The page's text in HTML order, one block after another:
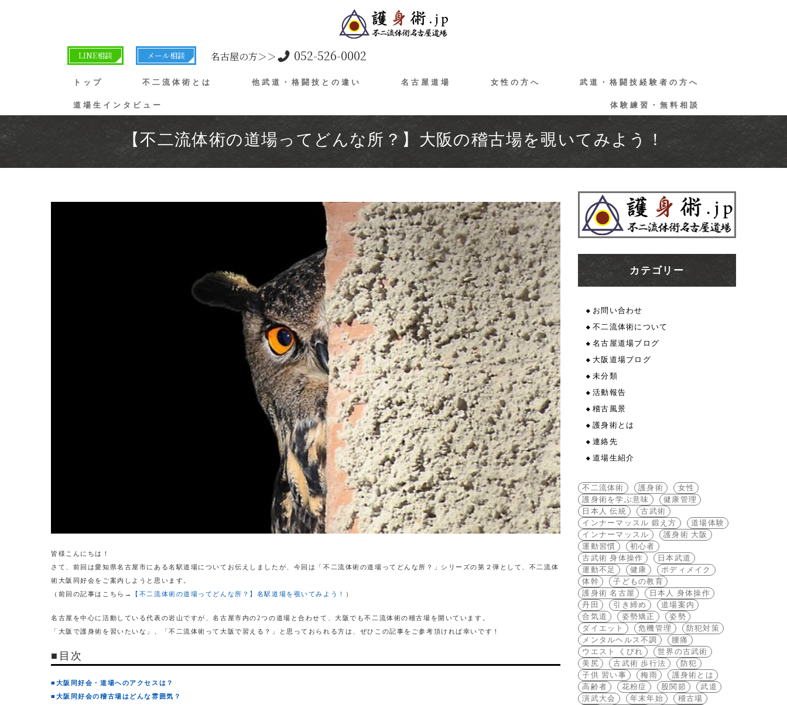
LINE相談 メール相談 名古屋の方＞＞ 052-526-0002
トップ 不二流体術とは 他武道・格闘技との違い 名古屋道場 女性の方へ 武道・格闘技経験者の方へ
道場生インタビュー 体験練習・無料相談
【不二流体術の道場ってどんな所？】大阪の稽古場を覗いてみよう！
皆様こんにちは！
さて、前回は愛知県名古屋市にある名駅道場についてお伝えしましたが、今回は「不二流体術の道場ってどんな所？」シリーズの第２弾として、不二流体
術大阪同好会をご案内しようと思います。
（前回の記事はこちら→
【不二流体術の道場ってどんな所？】名駅道場を覗いてみよう！ ）
名古屋を中心に活動している代表の岩山ですが、名古屋市内の2つの道場と合わせて、大阪でも不二流体術の稽古場を開いています。
「大阪で護身術を習いたいな」、「不二流体術って大阪で習える？」と思っておられる方は、ぜひこの記事をご参考頂ければ幸いです！
■目次
■大阪同好会・道場へのアクセスは？
■大阪同好会の稽古場はどんな雰囲気？
カテゴリー
お問い合わせ
不二流体術について
名古屋道場ブログ
大阪道場ブログ
未分類
活動報告
稽古風景
護身術とは
連絡先
道場生紹介
不二流体術 護身術
女性
護身術を学ぶ意味
健康管理
日本人 伝統
古武術
インナーマッスル 鍛え方
道場体験
インナーマッスル
護身術 大阪
運動習慣
初心者
古武術 身体操作
日本武道
運動不足
健康
ボディメイク
体幹
子どもの教育
護身術 名古屋
日本人 身体操作
丹田
引き締め
道場案内
合気道
姿勢矯正
姿勢
ダイエット
危機管理
防犯対策
メンタルヘルス不調
腰痛
ウエスト くびれ
世界の古武術
美尻
古武術 歩行法
防犯
子供 習い事
梅雨
護身術とは
高齢者
花粉症 股関節
武道
演武大会
年末年始
稽古場